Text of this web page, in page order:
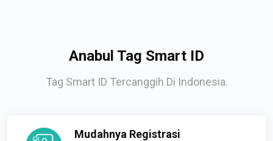
Anabul Tag Smart ID
Tag Smart ID Tercanggih Di Indonesia.
Mudahnya Registrasi